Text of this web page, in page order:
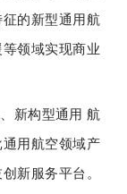
的新型通用航
领域实现商业
新构型通用 航
用航空领域产
新服务平台。